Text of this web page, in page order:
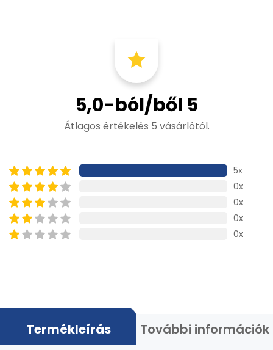
5,0-ból/ből 5
Átlagos értékelés 5 vásárlótól.
5x
0x
0x
0x
0x
Termékleírás
További információk